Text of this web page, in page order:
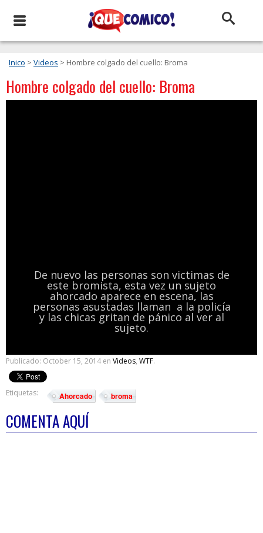
Inico > Videos > Hombre colgado del cuello: Broma
Hombre colgado del cuello: Broma
De nuevo las personas son victimas de
este bromista, esta vez un sujeto
ahorcado aparece en escena, las
personas asustadas llaman a la policía
y las chicas gritan de pánico al ver al
sujeto.
Publicado: October 15, 2014 en Videos, WTF.
Etiquetas: Ahorcado broma
COMENTA AQUÍ